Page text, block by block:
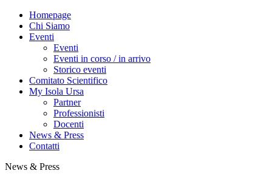
Homepage
Chi Siamo
Eventi
Eventi
Eventi in corso / in arrivo
Storico eventi
Comitato Scientifico
My Isola Ursa
Partner
Professionisti
Docenti
News & Press
Contatti
News & Press